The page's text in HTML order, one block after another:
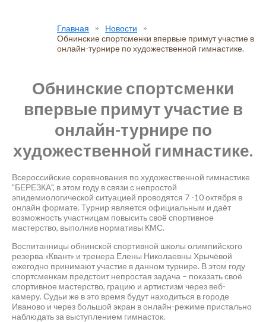
Главная
Новости
Обнинские спортсменки впервые примут участие в
онлайн-турнире по художественной гимнастике.
Обнинские спортсменки
впервые примут участие в
онлайн-турнире по
художественной гимнастике.
Всероссийские соревнования по художественной гимнастике
"БЕРЕЗКА", в этом году в связи с непростой
эпидемиологической ситуацией проводятся 7 -10 октября в
онлайн формате. Турнир является официальным и даёт
возможность участницам повысить своё спортивное
мастерство, выполнив нормативы КМС.
Воспитанницы обнинской спортивной школы олимпийского
резерва «Квант» и тренера Елены Николаевны Хрычёвой
ежегодно принимают участие в данном турнире. В этом году
спортсменкам предстоит непростая задача – показать своё
спортивное мастерство, грацию и артистизм через веб-
камеру. Судьи же в это время будут находиться в городе
Иваново и через большой экран в онлайн-режиме пристально
наблюдать за выступлением гимнасток.